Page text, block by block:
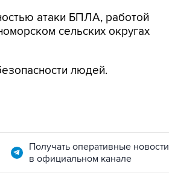
атаки БПЛА, работой
сельских округах
людей.
Получать оперативные новости
в официальном канале